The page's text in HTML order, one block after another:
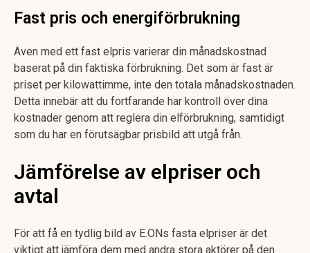
Fast pris och energiförbrukning
Även med ett fast elpris varierar din månadskostnad
baserat på din faktiska förbrukning. Det som är fast är
priset per kilowattimme, inte den totala månadskostnaden.
Detta innebär att du fortfarande har kontroll över dina
kostnader genom att reglera din elförbrukning, samtidigt
som du har en förutsägbar prisbild att utgå från.
Jämförelse av elpriser och
avtal
För att få en tydlig bild av E.ONs fasta elpriser är det
viktigt att jämföra dem med andra stora aktörer på den